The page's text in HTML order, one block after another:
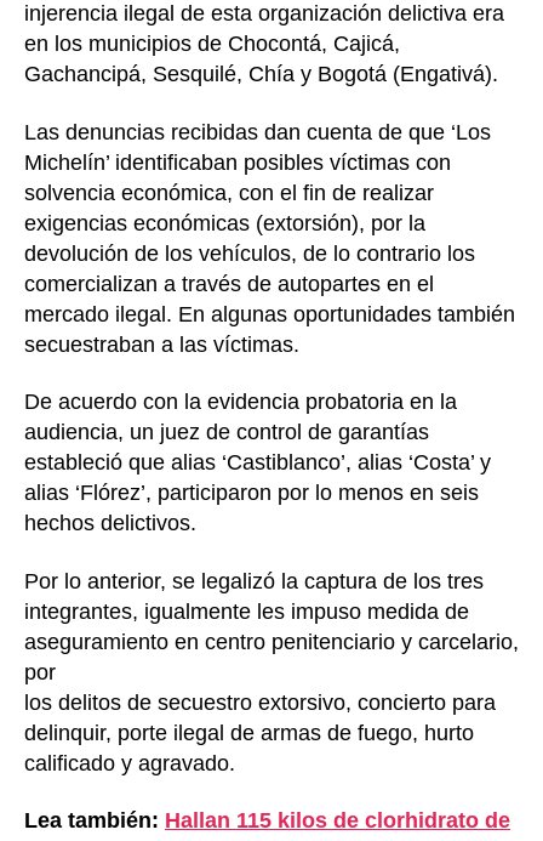
injerencia ilegal de esta organización delictiva era
en los municipios de Chocontá, Cajicá,
Gachancipá, Sesquilé, Chía y Bogotá (Engativá).
Las denuncias recibidas dan cuenta de que ‘Los
Michelín’ identificaban posibles víctimas con
solvencia económica, con el fin de realizar
exigencias económicas (extorsión), por la
devolución de los vehículos, de lo contrario los
comercializan a través de autopartes en el
mercado ilegal. En algunas oportunidades también
secuestraban a las víctimas.
De acuerdo con la evidencia probatoria en la
audiencia, un juez de control de garantías
estableció que alias ‘Castiblanco’, alias ‘Costa’ y
alias ‘Flórez’, participaron por lo menos en seis
hechos delictivos.
Por lo anterior, se legalizó la captura de los tres
integrantes, igualmente les impuso medida de
aseguramiento en centro penitenciario y carcelario,
por
los delitos de secuestro extorsivo, concierto para
delinquir, porte ilegal de armas de fuego, hurto
calificado y agravado.
Lea también: Hallan 115 kilos de clorhidrato de